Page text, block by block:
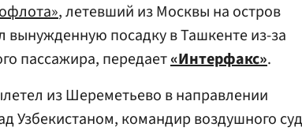
, летевший из Москвы на остров
вынужденную посадку в Ташкенте из-за
пассажира, передает«Интерфакс».
из Шереметьево в направлении
Узбекистаном, командир воздушного